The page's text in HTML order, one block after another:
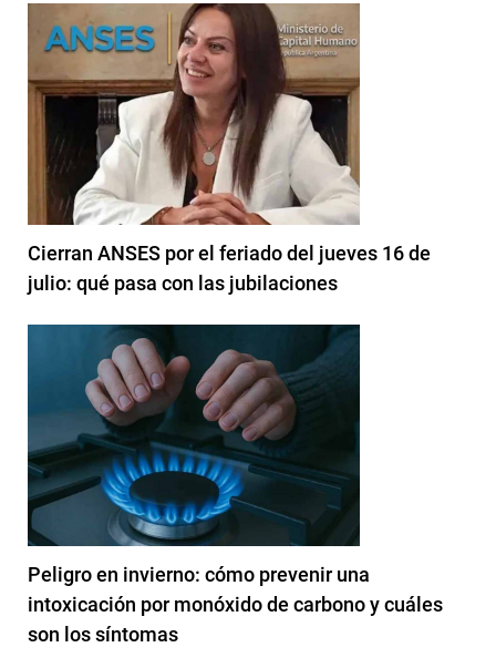
Cierran ANSES por el feriado del jueves 16 de
julio: qué pasa con las jubilaciones
Peligro en invierno: cómo prevenir una
intoxicación por monóxido de carbono y cuáles
son los síntomas